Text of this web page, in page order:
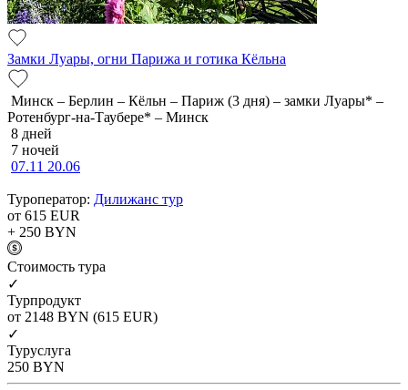
Замки Луары, огни Парижа и готика Кёльна
Минск – Берлин – Кёльн – Париж (3 дня) – замки Луары* –
Ротенбург-на-Таубере* – Минск
8 дней
7 ночей
07.11 20.06
Туроператор: Дилижанс тур
от 615 EUR
+ 250 BYN
Cтоимость тура
✓
Турпродукт
от 2148 BYN (615 EUR)
✓
Туруслуга
250 BYN